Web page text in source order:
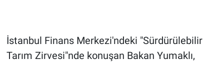
İstanbul Finans Merkezi'ndeki "Sürdürülebilir
Tarım Zirvesi"nde konuşan Bakan Yumaklı,